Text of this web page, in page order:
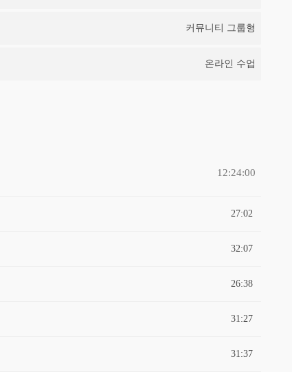
커뮤니티 그룹형
온라인 수업
12:24:00
27:02
32:07
26:38
31:27
31:37